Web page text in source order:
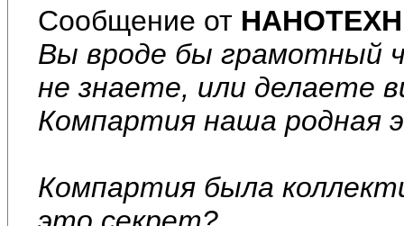
Сообщение от
Вы вроде бы грамотный
не знаете, или делаете
Компартия наша родная
Компартия была